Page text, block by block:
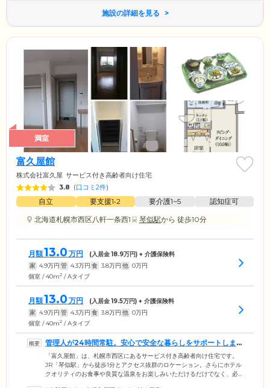
施設の詳細を見る
満室
富久屋館
株式会社富久屋 サービス付き高齢者向け住宅
3.8 (口コミ2件)
自立 要支援1•2 要介護1~5
認知症可
北海道札幌市西区八軒一条西1
琴似駅から 徒歩10分
月額13.0 万円 (入居金18.9万円) + 介護保険料
家 4.9万円 管 4.3万円 食 3.8万円 他 0万円
個室 / 40m2 / Aタイプ
月額13.0 万円 (入居金19.5万円) + 介護保険料
家 4.9万円 管 4.3万円 食 3.8万円 他 0万円
個室 / 40m2 / Aタイプ
管理人が24時間常駐。安心で安全な暮らしをサポートしま
す
「富久屋館」は、札幌市西区にあるサービス付き高齢者向け住宅です。
JR「琴似駅」から徒歩1分とアクセス抜群のロケーション。さらにホテル
クオリティのお食事や良質な温泉をお楽しみいただけるだけでなく、必